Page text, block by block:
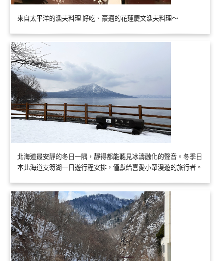
來自太平洋的漁夫料理 好吃、豪邁的花蓮慶文漁夫料理～
北海道最安靜的冬日一隅，靜得都能聽見冰濤融化的聲音。冬季日
本北海道支笏湖一日遊行程安排，僅獻給喜愛小眾漫遊的旅行者。